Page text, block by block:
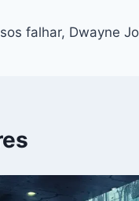
falhar, Dwayne